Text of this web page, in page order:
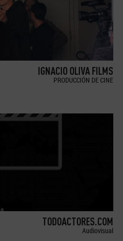
IGNACIO OLIVA FILMS
PRODUCCIÓN DE CINE
TODOACTORES.COM
Audiovisual